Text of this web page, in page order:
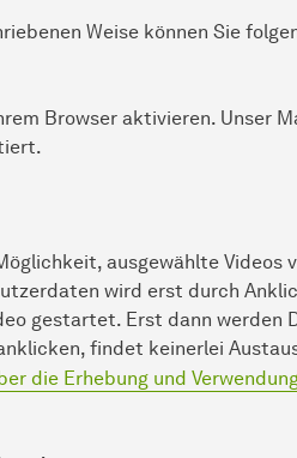
Weise können Sie
Browser aktivieren. Unser
ausgewählte Videos
wird erst durch
gestartet. Erst dann werden
findet keinerlei
die Erhebung und